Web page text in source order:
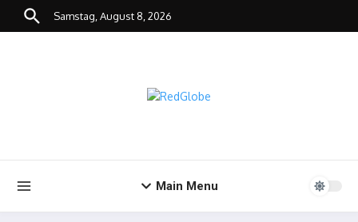
Zum Inhalt springen
Samstag, August 8, 2026
Main Menu